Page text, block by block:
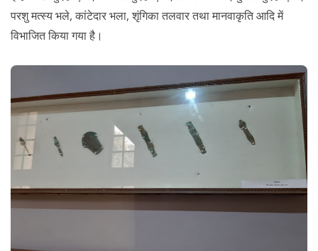
परशु मत्स्य भले, कांटेदार भला, शृंगिका तलवार तथा मानवाकृति आदि में
विभाजित किया गया है।